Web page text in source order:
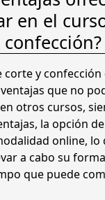
en el
corte y confección
que no
otros cursos,
la opción
online, lo
a cabo su
que puede